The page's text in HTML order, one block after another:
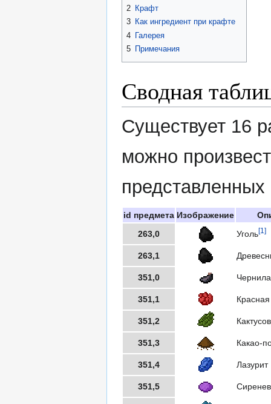
2 Крафт
3 Как ингредиент при крафте
4 Галерея
5 Примечания
Сводная
Существует 16
можно
id предмета Изображение
263,0
Уголь[1]
263,1
351,0 Чернила
351,1 Красная
351,2
351,3 Какао-
351,4 Лазурит
351,5